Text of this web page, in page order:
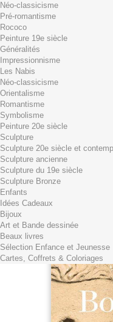
0,01€ dès 29€ d'achat
0,00 € Total
Commander
Produit
succès
Quantité
Total
Il y a 1
Total produits TTC
Frais de port TTC
0,01€
Total TTC
Continuer mes achats
Néo-classicisme
Pré-romantisme
Rococo
Peinture 19e siècle
Généralités
Impressionnisme
Les Nabis
Néo-classicisme
Orientalisme
Romantisme
Symbolisme
Peinture 20e siècle
Sculpture
Sculpture 20e siècle et
Sculpture ancienne
Sculpture du 19e siècle
Sculpture Bronze
Enfants
Idées Cadeaux
Bijoux
Art et Bande dessinée
Beaux livres
Sélection Enfance et Jeunesse
Cartes, Coffrets & Coloriages